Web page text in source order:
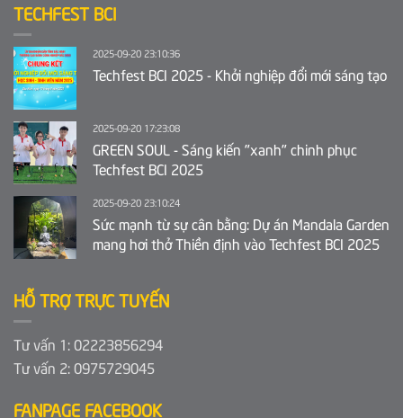
TECHFEST BCI
2025-09-20 23:10:36
Techfest BCI 2025 - Khởi nghiệp đổi mới sáng tạo
2025-09-20 17:23:08
GREEN SOUL - Sáng kiến "xanh" chinh phục
Techfest BCI 2025
2025-09-20 23:10:24
Sức mạnh từ sự cân bằng: Dự án Mandala Garden
mang hơi thở Thiền định vào Techfest BCI 2025
HỖ TRỢ TRỰC TUYẾN
Tư vấn 1: 02223856294
Tư vấn 2: 0975729045
FANPAGE FACEBOOK